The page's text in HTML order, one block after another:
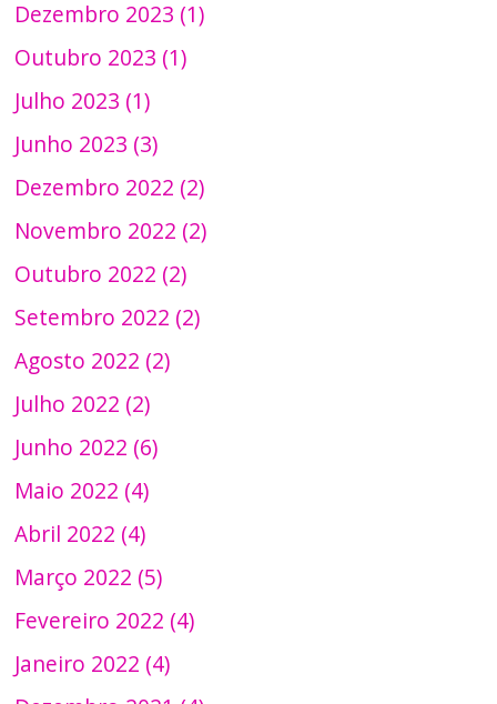
Dezembro 2023 (1)
Outubro 2023 (1)
Julho 2023 (1)
Junho 2023 (3)
Dezembro 2022 (2)
Novembro 2022 (2)
Outubro 2022 (2)
Setembro 2022 (2)
Agosto 2022 (2)
Julho 2022 (2)
Junho 2022 (6)
Maio 2022 (4)
Abril 2022 (4)
Março 2022 (5)
Fevereiro 2022 (4)
Janeiro 2022 (4)